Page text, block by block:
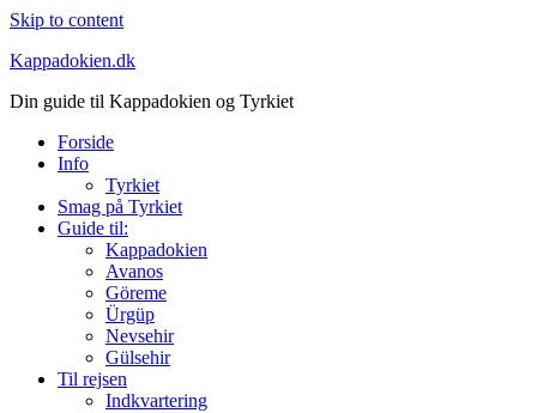
Skip to content
Kappadokien.dk
Din guide til Kappadokien og Tyrkiet
Forside
Info
Tyrkiet
Smag på Tyrkiet
Guide til:
Kappadokien
Avanos
Göreme
Ürgüp
Nevsehir
Gülsehir
Til rejsen
Indkvartering